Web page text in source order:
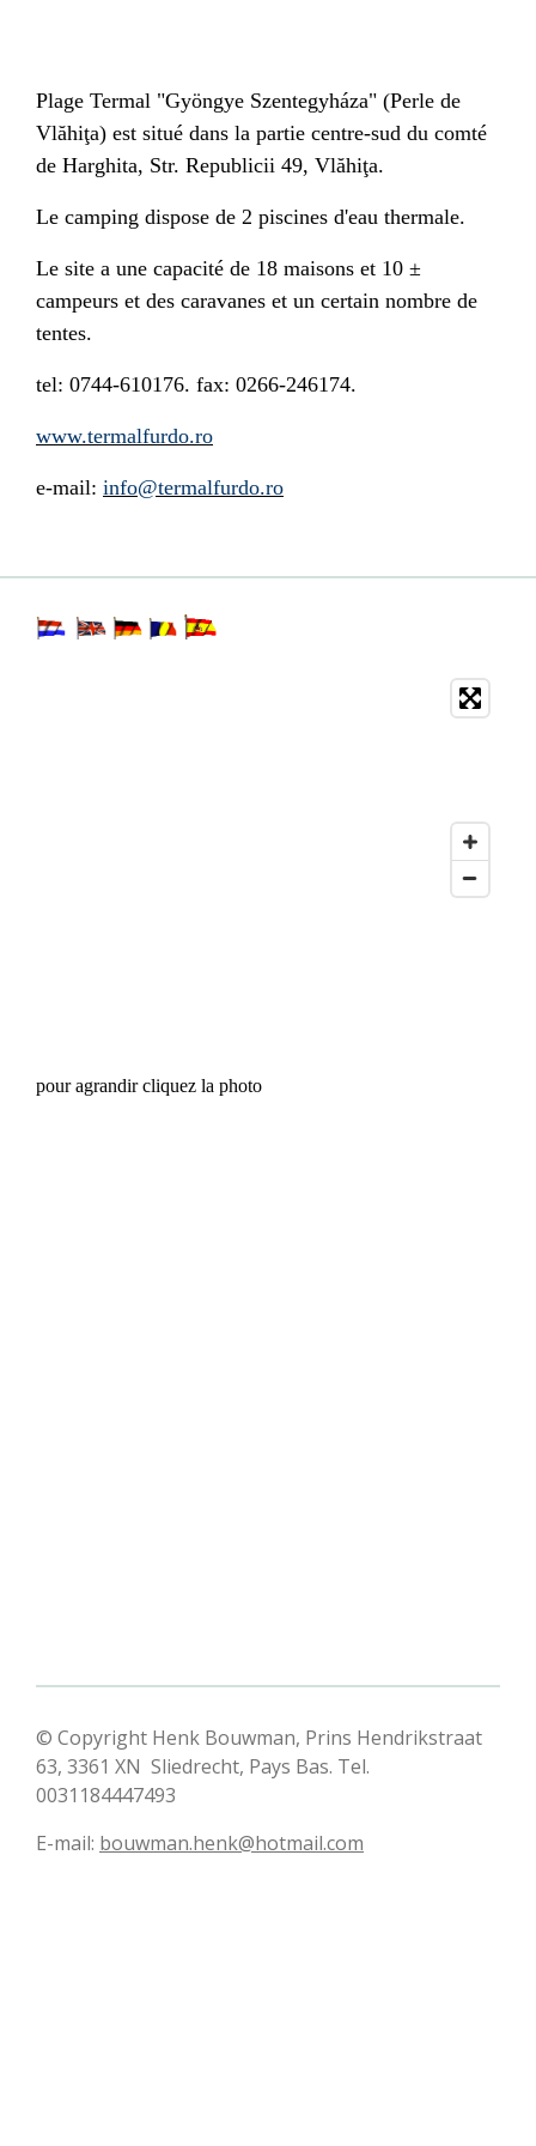
Plage Termal "Gyöngye Szentegyháza" (Perle de
Vlăhiţa) est situé dans la partie centre-sud du comté
de Harghita, Str. Republicii 49, Vlăhiţa.
Le camping dispose de 2 piscines d'eau thermale.
Le site a une capacité de 18 maisons et 10 ±
campeurs et des caravanes et un certain nombre de
tentes.
tel: 0744-610176. fax: 0266-246174.
www.termalfurdo.ro
e-mail: info@termalfurdo.ro
pour agrandir cliquez la photo
© Copyright Henk Bouwman, Prins Hendrikstraat
63, 3361 XN Sliedrecht, Pays Bas. Tel.
0031184447493
E-mail: bouwman.henk@hotmail.com